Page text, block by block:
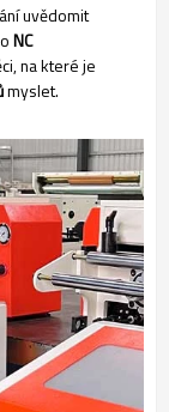
uvědomit
NC
na které je
myslet.